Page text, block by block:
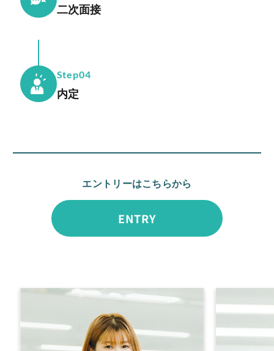
二次面接
Step04
内定
エントリーはこちらから
ENTRY